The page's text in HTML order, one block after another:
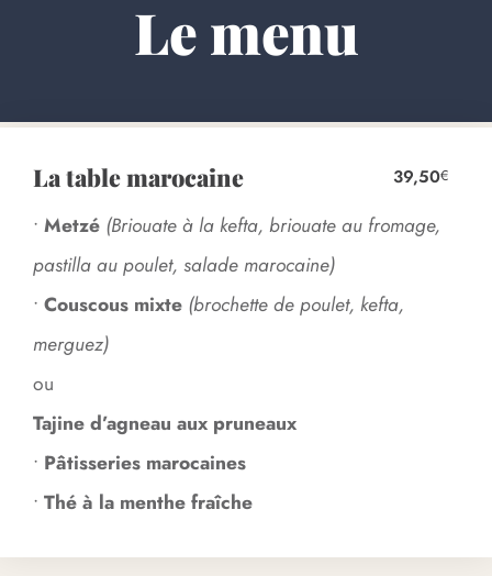
Le menu
La table marocaine €
39,50
• Metzé (Briouate à la kefta, briouate au fromage,
pastilla au poulet, salade marocaine)
• Couscous mixte (brochette de poulet, kefta,
merguez)
ou
Tajine d’agneau aux pruneaux
• Pâtisseries marocaines
• Thé à la menthe fraîche